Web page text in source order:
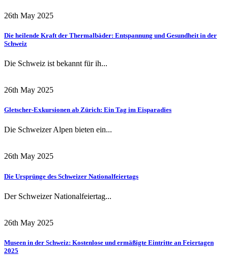
26th May 2025
Die heilende Kraft der Thermalbäder: Entspannung und Gesundheit in der
Schweiz
Die Schweiz ist bekannt für ih...
26th May 2025
Gletscher-Exkursionen ab Zürich: Ein Tag im Eisparadies
Die Schweizer Alpen bieten ein...
26th May 2025
Die Ursprünge des Schweizer Nationalfeiertags
Der Schweizer Nationalfeiertag...
26th May 2025
Museen in der Schweiz: Kostenlose und ermäßigte Eintritte an Feiertagen
2025